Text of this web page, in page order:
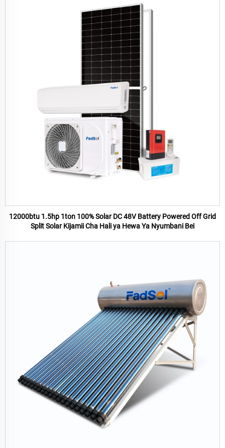
12000btu 1.5hp 1ton 100% Solar DC 48V Battery Powered Off Grid
Split Solar Kijamii Cha Hali ya Hewa Ya Nyumbani Bei